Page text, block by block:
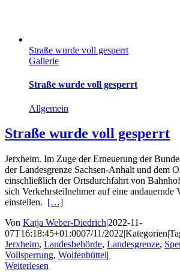
Straße wurde voll gesperrt
Gallerie
Straße wurde voll gesperrt
Allgemein
Straße wurde voll gesperrt
Jerxheim. Im Zuge der Erneuerung der
der Landesgrenze Sachsen-Anhalt und dem
einschließlich der Ortsdurchfahrt von
sich Verkehrsteilnehmer auf eine andauernde
einstellen. […]
Von Katja Weber-Diedrich|2022-11-
07T16:18:45+01:0007/11/2022|Kategorien|
Jerxheim, Landesbehörde, Landesgrenze,
Vollsperrung, Wolfenbüttel|
Weiterlesen